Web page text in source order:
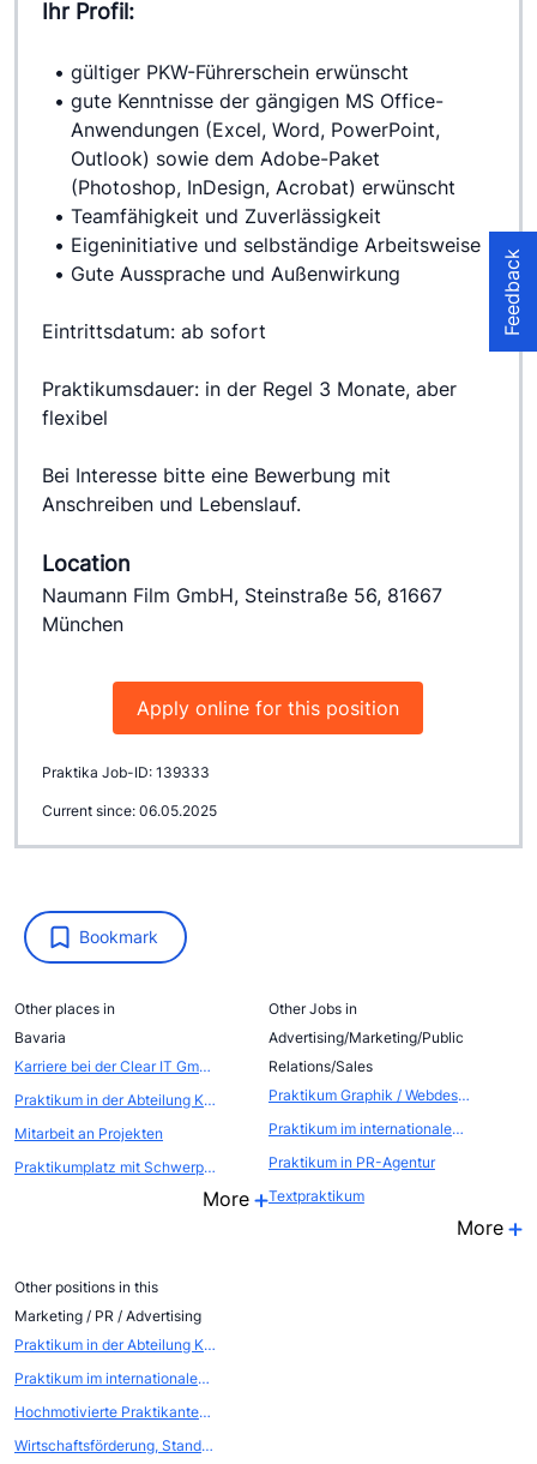
Bookmark
Other places in
Bavaria
Karriere bei der Clear IT GmbH
Praktikum in der Abteilung Kommunikation - Öffentlichkeitsarbeit / Eventmarketing
Mitarbeit an Projekten
Praktikumplatz mit Schwerpunkt Steuerberatung und Wirtschaftspr&uuml;fung
More
Other Jobs in
Advertising/Marketing/Public
Relations/Sales
Praktikum Graphik / Webdesign
Praktikum im internationalen EVENTBEREICH (Atout France, die franz&ouml;sische Zentrale f&uuml;r Tourismus, Abteilung FRANCE CONVENTION BUREAU
Praktikum in PR-Agentur
Textpraktikum
More
Other positions in this
Marketing / PR / Advertising
Praktikum in der Abteilung Kommunikation - Öffentlichkeitsarbeit / Eventmarketing
Praktikum im internationalen EVENTBEREICH (Atout France, die franz&ouml;sische Zentrale f&uuml;r Tourismus, Abteilung FRANCE CONVENTION BUREAU
Hochmotivierte Praktikanten als WEBSCOUTS gesucht
Wirtschaftsförderung, Standort- und Citymarketing
Ihr Profil:
gültiger PKW-Führerschein erwünscht
gute Kenntnisse der gängigen MS Office-
Anwendungen (Excel, Word, PowerPoint,
Outlook) sowie dem Adobe-Paket
(Photoshop, InDesign, Acrobat) erwünscht
Teamfähigkeit und Zuverlässigkeit
Eigeninitiative und selbständige Arbeitsweise
Gute Aussprache und Außenwirkung
Eintrittsdatum: ab sofort
Praktikumsdauer: in der Regel 3 Monate, aber
flexibel
Bei Interesse bitte eine Bewerbung mit
Anschreiben und Lebenslauf.
Location
Naumann Film GmbH, Steinstraße 56, 81667
München
Apply online for this position
Praktika Job-ID: 139333
Current since: 06.05.2025
Feedback